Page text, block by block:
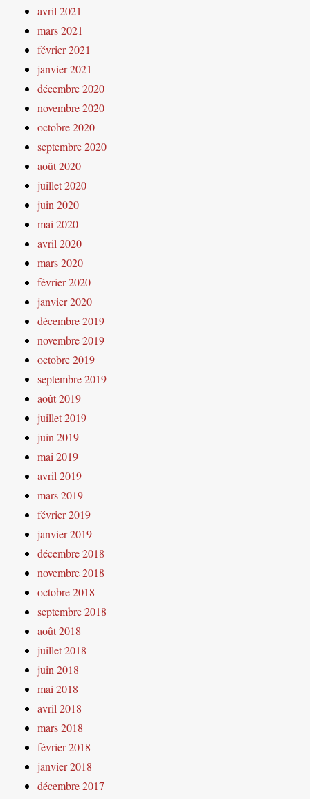
avril 2021
mars 2021
février 2021
janvier 2021
décembre 2020
novembre 2020
octobre 2020
septembre 2020
août 2020
juillet 2020
juin 2020
mai 2020
avril 2020
mars 2020
février 2020
janvier 2020
décembre 2019
novembre 2019
octobre 2019
septembre 2019
août 2019
juillet 2019
juin 2019
mai 2019
avril 2019
mars 2019
février 2019
janvier 2019
décembre 2018
novembre 2018
octobre 2018
septembre 2018
août 2018
juillet 2018
juin 2018
mai 2018
avril 2018
mars 2018
février 2018
janvier 2018
décembre 2017